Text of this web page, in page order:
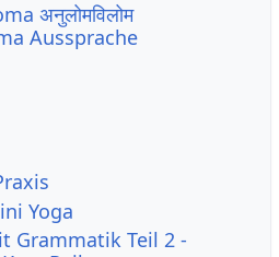
अनुलोमविलोम
Aussprache
Yoga
Grammatik Teil 2 -